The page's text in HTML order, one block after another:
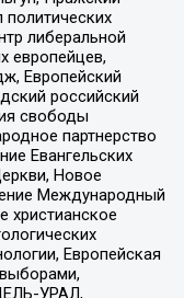
либеральной
европейцев,
Европейский
российский
свободы
партнерство
Евангельских
Новое
Международный
Европейская
УРАЛ,